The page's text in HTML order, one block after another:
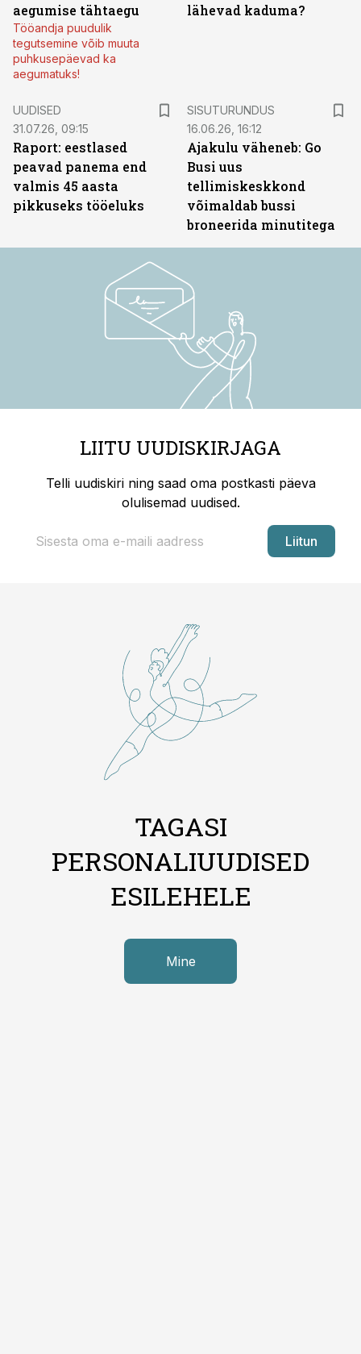
aegumise tähtaegu
Tööandja puudulik
tegutsemine võib muuta
puhkusepäevad ka
aegumatuks!
lähevad kaduma?
UUDISED
31.07.26, 09:15
Raport: eestlased
peavad panema end
valmis 45 aasta
pikkuseks tööeluks
SISUTURUNDUS
16.06.26, 16:12
Ajakulu väheneb: Go
Busi uus
tellimiskeskkond
võimaldab bussi
broneerida minutitega
LIITU UUDISKIRJAGA
Telli uudiskiri ning saad oma postkasti päeva
olulisemad uudised.
Liitun
TAGASI
PERSONALIUUDISED
ESILEHELE
Mine